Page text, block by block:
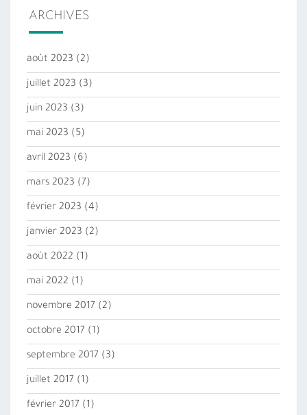
ARCHIVES
août 2023 (2)
juillet 2023 (3)
juin 2023 (3)
mai 2023 (5)
avril 2023 (6)
mars 2023 (7)
février 2023 (4)
janvier 2023 (2)
août 2022 (1)
mai 2022 (1)
novembre 2017 (2)
octobre 2017 (1)
septembre 2017 (3)
juillet 2017 (1)
février 2017 (1)